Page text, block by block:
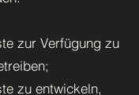
zur Verfügung zu
zu entwickeln,